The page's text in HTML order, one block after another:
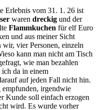
Erlebnis vom 31. 1. 26 ist
waren dreckig und der
Flammkuchen für elf Euro
und aus meiner Sicht
vier Personen, einzeln
kann man nicht am Tisch
wie man bezahlen
da in einem
auf jeden Fall nicht hin.
empfunden, irgendwie
Kunde soll einfach erzogen
wird. Es wurde vorher